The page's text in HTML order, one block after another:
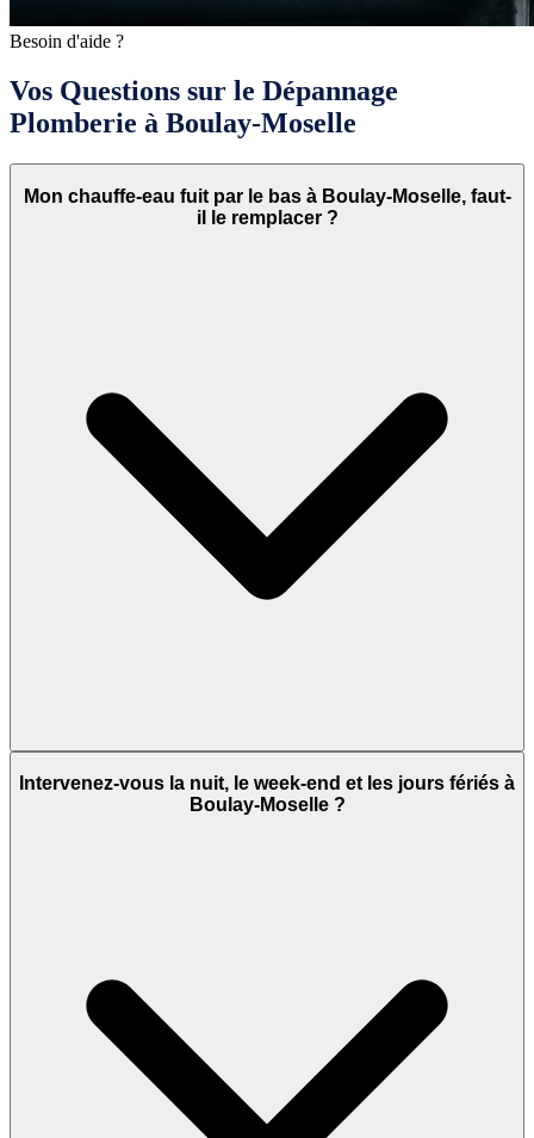
Besoin d'aide ?
Vos Questions sur le Dépannage
Plomberie à Boulay-Moselle
Mon chauffe-eau fuit par le bas à Boulay-Moselle, faut-
il le remplacer ?
Intervenez-vous la nuit, le week-end et les jours fériés à
Boulay-Moselle ?